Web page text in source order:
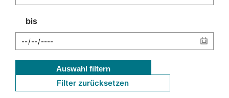
bis
Auswahl filtern
Filter zurücksetzen